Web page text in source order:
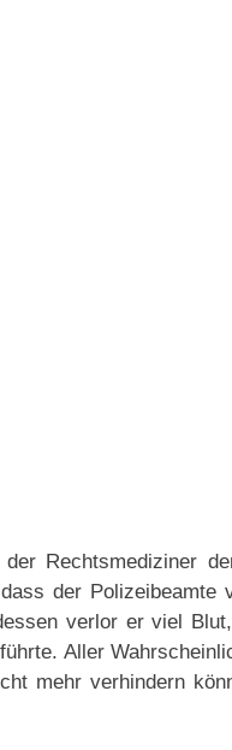
Rechtsmediziner
der Polizeibeamte
verlor er viel
Aller
mehr verhindern